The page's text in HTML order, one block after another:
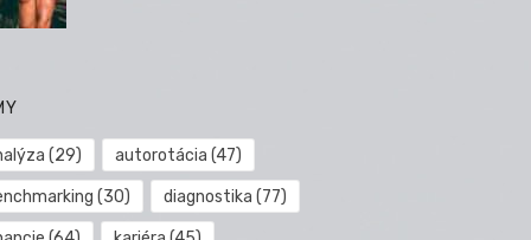
(29) autorotácia (47)
(30) diagnostika (77)